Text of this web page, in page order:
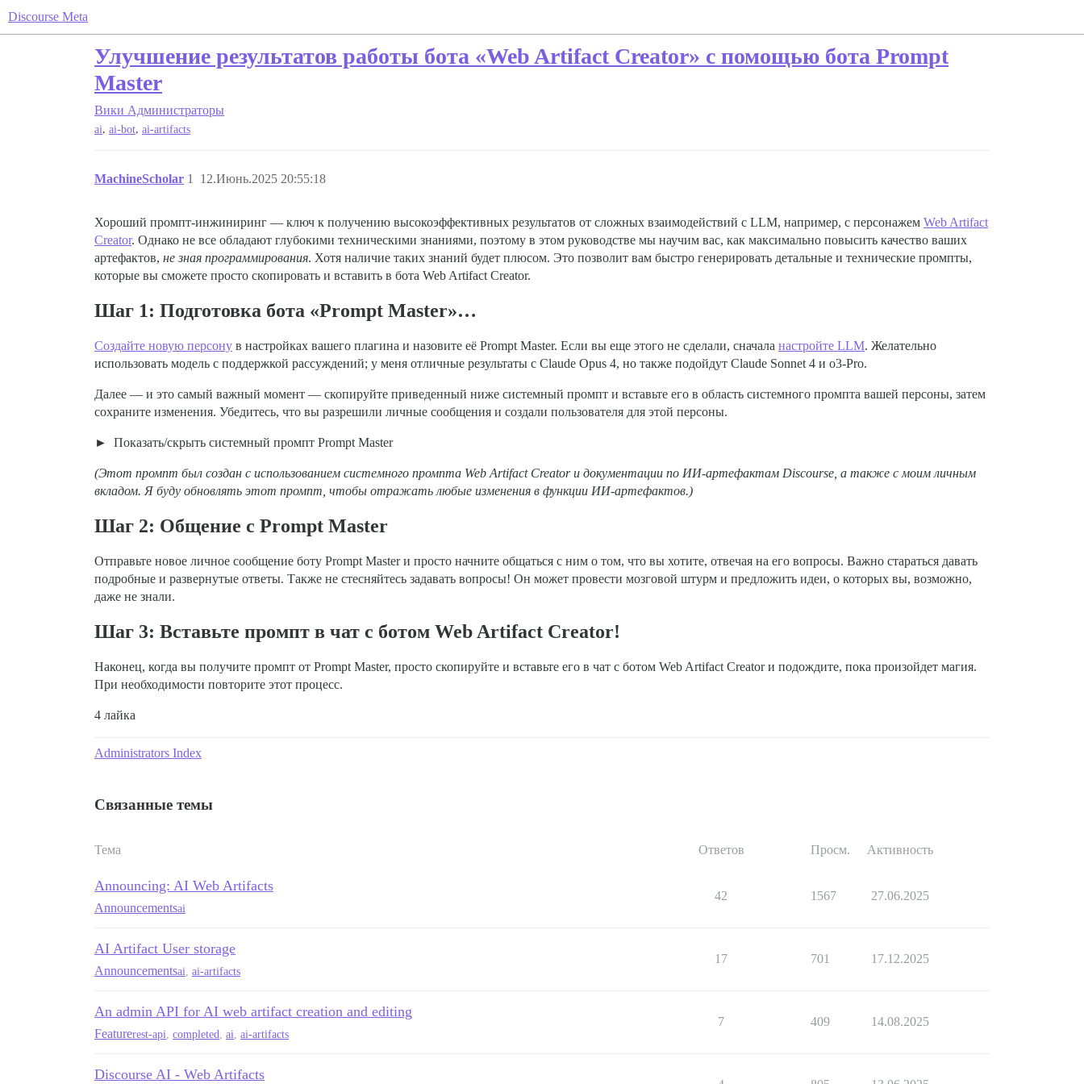
Discourse Meta
Улучшение результатов работы бота «Web Artifact Creator» с помощью бота Prompt
Master
Вики Администраторы
ai, ai-bot, ai-artifacts
MachineScholar 12.Июнь.2025 20:55:18
1
Хороший промпт-инжиниринг — ключ к получению высокоэффективных результатов от сложных взаимодействий с LLM, например, с персонажем Web Artifact
Creator. Однако не все обладают глубокими техническими знаниями, поэтому в этом руководстве мы научим вас, как максимально повысить качество ваших
артефактов, не зная программирования. Хотя наличие таких знаний будет плюсом. Это позволит вам быстро генерировать детальные и технические промпты,
которые вы сможете просто скопировать и вставить в бота Web Artifact Creator.
Шаг 1: Подготовка бота «Prompt Master»…
Создайте новую персону в настройках вашего плагина и назовите её Prompt Master. Если вы еще этого не сделали, сначала настройте LLM. Желательно
использовать модель с поддержкой рассуждений; у меня отличные результаты с Claude Opus 4, но также подойдут Claude Sonnet 4 и o3-Pro.
Далее — и это самый важный момент — скопируйте приведенный ниже системный промпт и вставьте его в область системного промпта вашей персоны, затем
сохраните изменения. Убедитесь, что вы разрешили личные сообщения и создали пользователя для этой персоны.
Показать/скрыть системный промпт Prompt Master
(Этот промпт был создан с использованием системного промпта Web Artifact Creator и документации по ИИ-артефактам Discourse, а также с моим личным
вкладом. Я буду обновлять этот промпт, чтобы отражать любые изменения в функции ИИ-артефактов.)
Шаг 2: Общение с Prompt Master
Отправьте новое личное сообщение боту Prompt Master и просто начните общаться с ним о том, что вы хотите, отвечая на его вопросы. Важно стараться давать
подробные и развернутые ответы. Также не стесняйтесь задавать вопросы! Он может провести мозговой штурм и предложить идеи, о которых вы, возможно,
даже не знали.
Шаг 3: Вставьте промпт в чат с ботом Web Artifact Creator!
Наконец, когда вы получите промпт от Prompt Master, просто скопируйте и вставьте его в чат с ботом Web Artifact Creator и подождите, пока произойдет магия.
При необходимости повторите этот процесс.
4 лайка
Administrators Index
Связанные темы
Тема Ответов Просм. Активность
Announcing: AI Web Artifacts
Announcementsai
42 1567 27.06.2025
AI Artifact User storage
Announcementsai ai-artifacts
17 701 17.12.2025
An admin API for AI web artifact creation and editing
Featurerest-api completed ai ai-artifacts
7 409 14.08.2025
Discourse AI - Web Artifacts